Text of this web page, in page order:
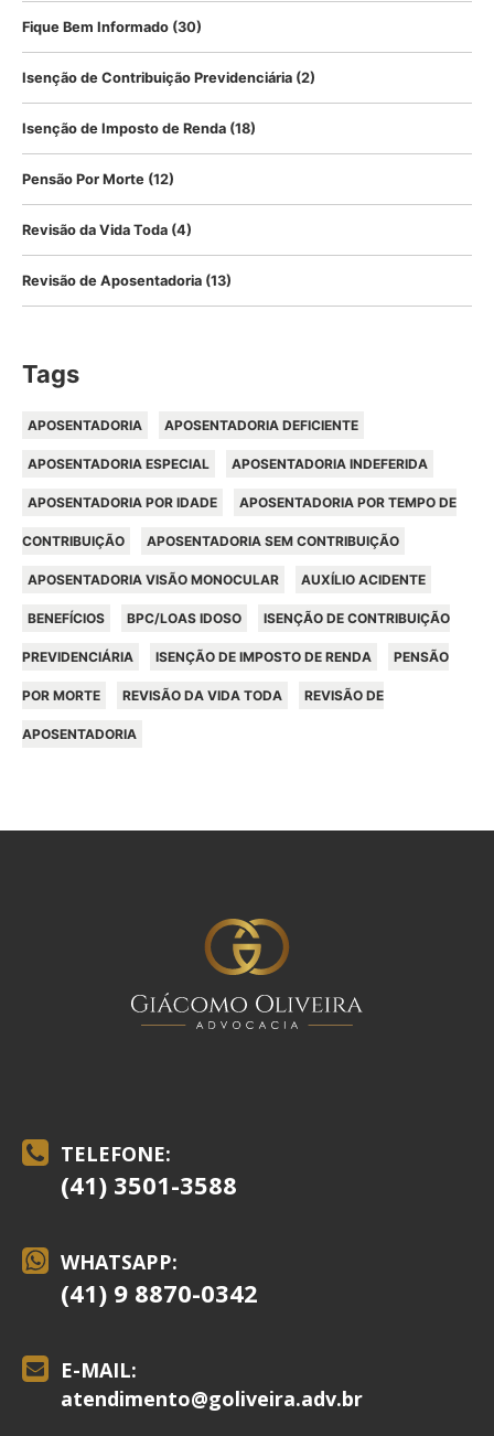
Fique Bem Informado (30)
Isenção de Contribuição Previdenciária (2)
Isenção de Imposto de Renda (18)
Pensão Por Morte (12)
Revisão da Vida Toda (4)
Revisão de Aposentadoria (13)
Tags
APOSENTADORIA APOSENTADORIA DEFICIENTE
APOSENTADORIA ESPECIAL APOSENTADORIA INDEFERIDA
APOSENTADORIA POR IDADE APOSENTADORIA POR TEMPO DE
CONTRIBUIÇÃO APOSENTADORIA SEM CONTRIBUIÇÃO
APOSENTADORIA VISÃO MONOCULAR AUXÍLIO ACIDENTE
BENEFÍCIOS BPC/LOAS IDOSO ISENÇÃO DE CONTRIBUIÇÃO
PREVIDENCIÁRIA ISENÇÃO DE IMPOSTO DE RENDA PENSÃO
POR MORTE REVISÃO DA VIDA TODA REVISÃO DE
APOSENTADORIA
TELEFONE:
(41) 3501-3588
WHATSAPP:
(41) 9 8870-0342
E-MAIL:
atendimento@goliveira.adv.br